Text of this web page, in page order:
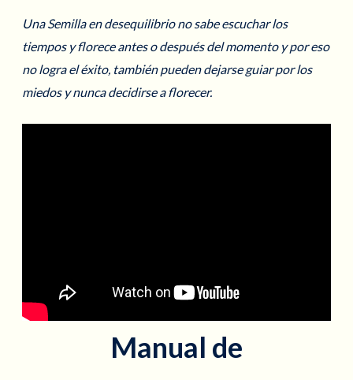
Una Semilla en desequilibrio no sabe escuchar los
tiempos y florece antes o después del momento y por eso
no logra el éxito, también pueden dejarse guiar por los
miedos y nunca decidirse a florecer.
Manual de